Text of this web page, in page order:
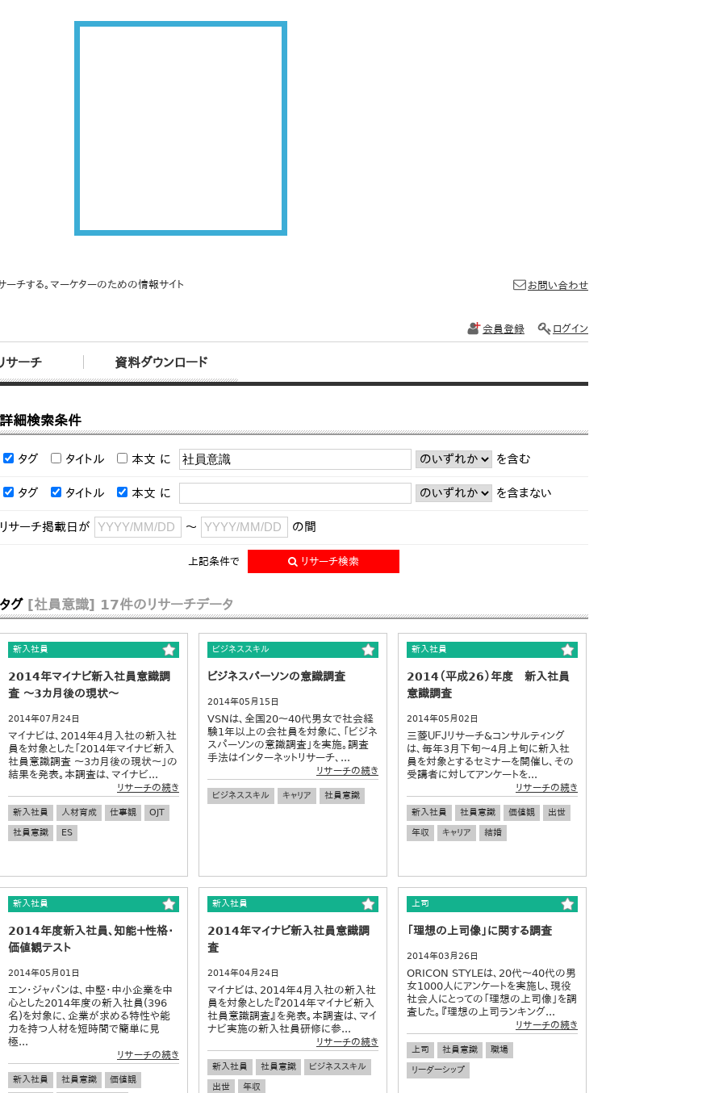
ーチする。マーケターのための情報サイト
サーチ 資料ダウンロード
お問い合わせ
会員登録 ログイン
詳細検索条件
タグ タイトル 本文 に を含む
タグ タイトル 本文 に を含まない
リサーチ掲載日が ～ の間
上記条件で リサーチ検索
タグ [社員意識] 17件のリサーチデータ
新入社員
2014年マイナビ新入社員意識調
査 ～3カ月後の現状～
2014年07月24日
マイナビは、2014年4月入社の新入社
員を対象とした「2014年マイナビ新入
社員意識調査 ～3カ月後の現状～」の
結果を発表。本調査は、マイナビ...
リサーチの続き
新入社員 人材育成 仕事観
OJT
社員意識
ES
ビジネススキル
ビジネスパーソンの意識調査
2014年05月15日
VSNは、全国20～40代男女で社会経
験1年以上の会社員を対象に、「ビジネ
スパーソンの意識調査」を実施。調査
手法はインターネットリサーチ、...
リサーチの続き
ビジネススキル キャリア 社員意識
新入社員
2014（平成26）年度 新入社員
意識調査
2014年05月02日
三菱ＵＦＪリサーチ&コンサルティング
は、毎年3月下旬～4月上旬に新入社
員を対象とするセミナーを開催し、その
受講者に対してアンケートを...
リサーチの続き
新入社員 社員意識 価値観
出世
年収
キャリア 結婚
新入社員
2014年度新入社員、知能＋性格・
価値観テスト
2014年05月01日
エン・ジャパンは、中堅・中小企業を中
心とした2014年度の新入社員(396
名)を対象に、企業が求める特性や能
力を持つ人材を短時間で簡単に見
極...
リサーチの続き
新入社員 社員意識
価値観
新入社員
2014年マイナビ新入社員意識調
査
2014年04月24日
マイナビは、2014年4月入社の新入社
員を対象とした『2014年マイナビ新入
社員意識調査』を発表。本調査は、マイ
ナビ実施の新入社員研修に参...
リサーチの続き
新入社員 社員意識
ビジネススキル
出世
年収
上司
「理想の上司像」に関する調査
2014年03月26日
ORICON STYLEは、20代～40代の男
女1000人にアンケートを実施し、現役
社会人にとっての「理想の上司像」を調
査した。『理想の上司ランキング...
リサーチの続き
上司 社員意識
職場
リーダーシップ